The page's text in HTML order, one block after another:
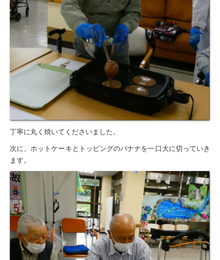
丁寧に丸く焼いてくださいました。
次に、ホットケーキとトッピングのバナナを一口大に切っていき
ます。